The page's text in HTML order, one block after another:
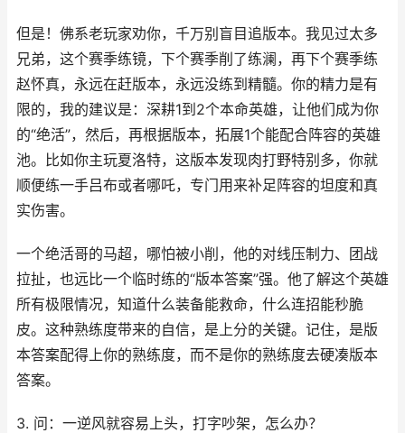
但是！佛系老玩家劝你，千万别盲目追版本。我见过太多
兄弟，这个赛季练镜，下个赛季削了练澜，再下个赛季练
赵怀真，永远在赶版本，永远没练到精髓。你的精力是有
限的，我的建议是：深耕1到2个本命英雄，让他们成为你
的“绝活”，然后，再根据版本，拓展1个能配合阵容的英雄
池。比如你主玩夏洛特，这版本发现肉打野特别多，你就
顺便练一手吕布或者哪吒，专门用来补足阵容的坦度和真
实伤害。
一个绝活哥的马超，哪怕被小削，他的对线压制力、团战
拉扯，也远比一个临时练的“版本答案”强。他了解这个英雄
所有极限情况，知道什么装备能救命，什么连招能秒脆
皮。这种熟练度带来的自信，是上分的关键。记住，是版
本答案配得上你的熟练度，而不是你的熟练度去硬凑版本
答案。
3. 问：一逆风就容易上头，打字吵架，怎么办？